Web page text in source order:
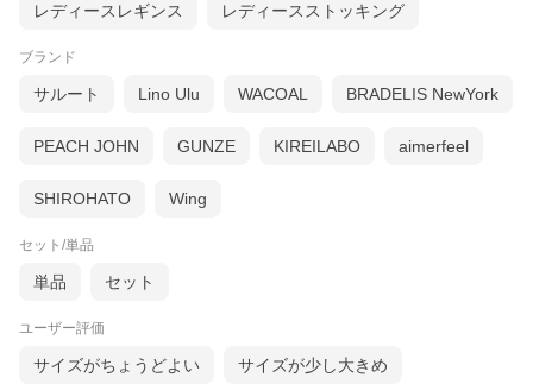
レディースレギンス レディースストッキング
ブランド
サルート Lino Ulu WACOAL BRADELIS NewYork
PEACH JOHN GUNZE KIREILABO aimerfeel
SHIROHATO Wing
セット/単品
単品 セット
ユーザー評価
サイズがちょうどよい サイズが少し大きめ